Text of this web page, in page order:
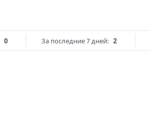
0 За последние 7 дней: 2